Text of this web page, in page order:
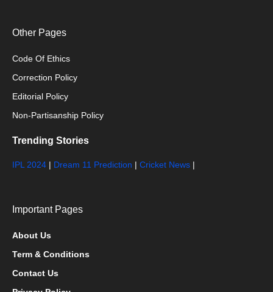
Other Pages
Code Of Ethics
Correction Policy
Editorial Policy
Non-Partisanship Policy
Trending Stories
IPL 2024 | Dream 11 Prediction | Cricket News |
Important Pages
About Us
Term & Conditions
Contact Us